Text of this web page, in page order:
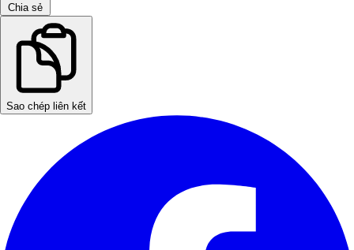
Chia sẻ
Sao chép liên kết